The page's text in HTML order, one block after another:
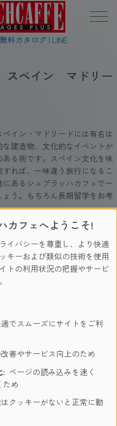
無料カタログ LINE
スペイン マドリー
イン・マドリードには有名は
建造物、文化的なイベントが
る街です。スペイン文化を味
れば、一味違う旅行になるこ
あるシュプラッハカフェで一
う。もちろん長期留学をお考
学留学で可能なこと！
ンビネーション
楽しみ
カフェへようこそ!
イバシーを尊重し、より快適
キーおよび類似の技術を使用
トの利用状況の把握やサービ
でスムーズにサイトをご利
善やサービス向上のため
: ページの読み込みを速く
ため
クッキーがないと正常に動